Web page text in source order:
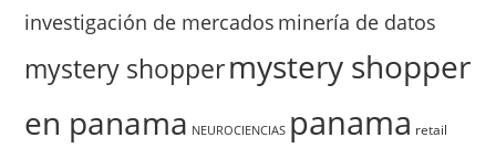
investigación de mercados minería de datos
mystery shoppermystery shopper
en panama NEUROCIENCIAS panama retail